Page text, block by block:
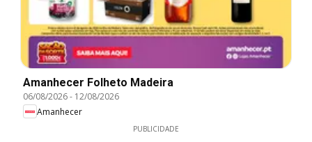
Amanhecer Folheto Madeira
06/08/2026- 12/08/2026
Amanhecer
PUBLICIDADE